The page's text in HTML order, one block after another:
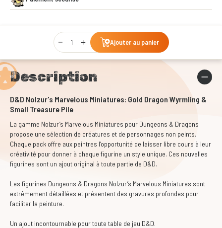
Qty
Ajouter au panier
Description
D&D Nolzur's Marvelous Miniatures: Gold Dragon Wyrmling &
Small Treasure Pile
La gamme Nolzur’s Marvelous Miniatures pour Dungeons & Dragons
propose une sélection de créatures et de personnages non peints.
Chaque pack offre aux peintres l’opportunité de laisser libre cours à leur
créativité pour donner à chaque figurine un style unique. Ces nouvelles
figurines sont un ajout original à toute partie de D&D.
Les figurines Dungeons & Dragons Nolzur’s Marvelous Miniatures sont
extrêmement détaillées et présentent des gravures profondes pour
faciliter la peinture.
Un ajout incontournable pour toute table de jeu D&D.